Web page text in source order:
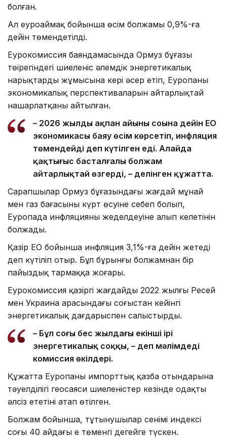
болған.
Ал еуроаймақ бойынша өсім болжамы 0,9%-ға
дейін төмендетілді.
Еурокомиссия баяндамасында Ормуз бұғазы
төңірегіндегі шиеленіс әлемдік энергетикалық
нарықтардың жұмысына кері әсер етіп, Еуропаның
экономикалық перспективаларын айтарлықтай
нашарлатқаны айтылған.
– 2026 жылдың ақпан айының соңына дейін ЕО
экономикасы баяу өсім көрсетіп, инфляция
төмендейді деп күтілген еді. Алайда
қақтығыс басталғалы болжам
айтарлықтай өзгерді, – делінген құжатта.
Сарапшылар Ормуз бұғазындағы жағдай мұнай
мен газ бағасының күрт өсуіне себеп болып,
Еуропада инфляцияның жеделдеуіне алып келетінін
болжады.
Қазір ЕО бойынша инфляция 3,1%-ға дейін жетеді
деп күтіліп отыр. Бұл бұрынғы болжамнан бір
пайыздық тармаққа жоғары.
Еурокомиссия қазіргі жағдайды 2022 жылғы Ресей
мен Украина арасындағы соғыстан кейінгі
энергетикалық дағдарыспен салыстырды.
– Бұл соңғы бес жылдағы екінші ірі
энергетикалық соққы, – деп мәлімдеді
комиссия өкілдері.
Құжатта Еуропаның импорттық қазба отындарына
тәуелділігі геосаяси шиеленістер кезінде одақты
әлсіз ететіні атап өтілген.
Болжам бойынша, тұтынушылар сенімі индексі
соңғы 40 айдағы ең төменгі деңгейге түскен.